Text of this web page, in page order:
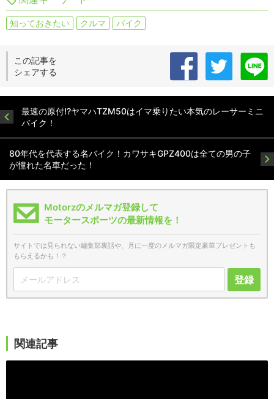
知っておきたい クルマ バイク
この記事を
シェアする
最速の原付!?ヤマハTZM50はイマ乗りたい本気のレーサーミニ
バイク！
80年代を代表する名バイク！カワサキGPZ400は全ての男の子
が憧れた名車だった！
Motorzのメルマガ登録して
モータースポーツの最新情報を！
サイトでは見られない編集部裏話や、月に一度のメルマガ限定豪華プレゼントも
もらえるかも！？
登録
関連記事